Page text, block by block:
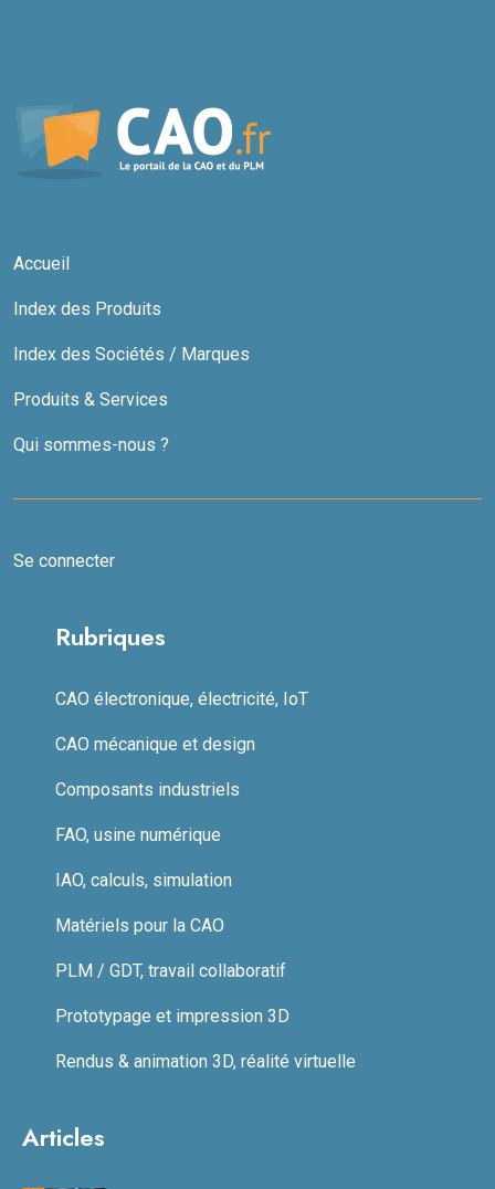
Accueil
Index des Produits
Index des Sociétés / Marques
Produits & Services
Qui sommes-nous ?
Se connecter
Rubriques
CAO électronique, électricité, IoT
CAO mécanique et design
Composants industriels
FAO, usine numérique
IAO, calculs, simulation
Matériels pour la CAO
PLM / GDT, travail collaboratif
Prototypage et impression 3D
Rendus & animation 3D, réalité virtuelle
Articles